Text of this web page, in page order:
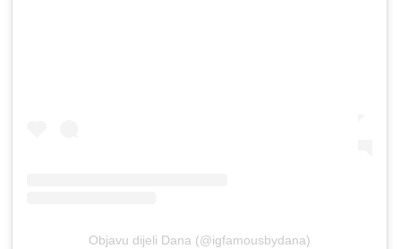
Objavu dijeli Dana (@igfamousbydana)